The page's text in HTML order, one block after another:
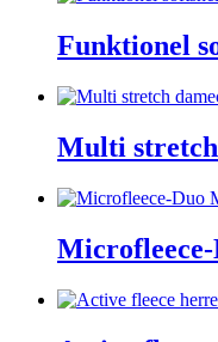
Funktionel
Multi